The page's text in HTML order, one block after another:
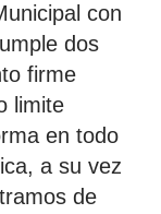
con
dos
firme
limite
en todo
a su vez
de